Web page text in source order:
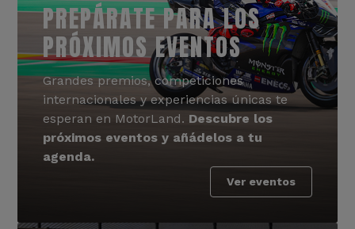
PREPÁRATE PARA LOS
PRÓXIMOS EVENTOS
Grandes premios, competiciones
internacionales y experiencias únicas te
esperan en MotorLand. Descubre los
próximos eventos y añádelos a tu
agenda.
Ver eventos